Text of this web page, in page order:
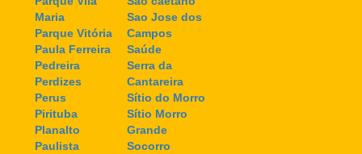
Maria
Parque Vitória
Paula Ferreira
Pedreira
Perdizes
Perus
Pirituba
Planalto
Paulista
Sao Jose dos
Campos
Saúde
Serra da
Cantareira
Sítio do Morro
Sítio Morro
Grande
Socorro